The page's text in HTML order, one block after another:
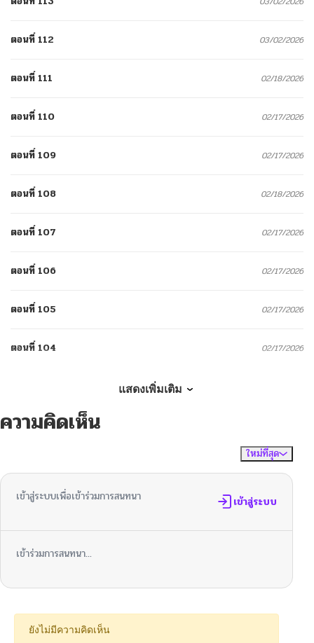
ตอนที่ 112 03/02/2026
ตอนที่ 111 02/18/2026
ตอนที่ 110 02/17/2026
ตอนที่ 109 02/17/2026
ตอนที่ 108 02/18/2026
ตอนที่ 107 02/17/2026
ตอนที่ 106 02/17/2026
ตอนที่ 105 02/17/2026
ตอนที่ 104 02/17/2026
ตอนที่ 102
02/17/2026
ตอนที่ 100 02/17/2026
12/18/2025
ตอนที่ 97 11/27/2025
แสดงเพิ่มเติม
ความคิดเห็น
ใหม่ที่สุด
เข้าสู่ระบบเพื่อเข้าร่วมการสนทนา เข้าสู่ระบบ
เข้าร่วมการสนทนา...
ยังไม่มีความคิดเห็น